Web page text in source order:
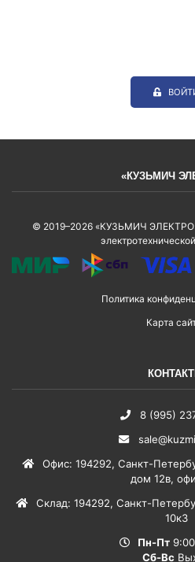
«КУЗЬМИЧ
© 2019–2026 «КУЗЬМИЧ
Политика
Карта
8 (995)
Офис: 194292, Санкт-
дом 12в,
Склад: 194292, Санкт-
10к3
Пн-Пт
Сб-Вс